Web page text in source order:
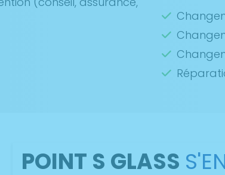
POINT S GLASS